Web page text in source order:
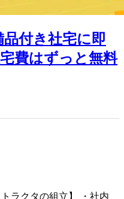
品付き社宅に即
費はずっと無料
ラクタの組立】 ・社内